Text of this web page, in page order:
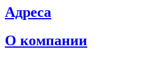
Адреса
О компании